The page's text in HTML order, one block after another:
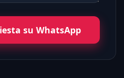
su WhatsApp